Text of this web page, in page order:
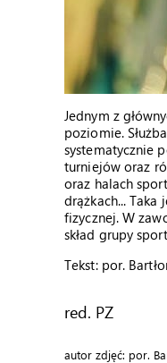
Jednym z
poziomie.
systematycznie
turniejów oraz
oraz halach
drążkach...
fizycznej. W
skład grupy
Tekst: por.
red. PZ
autor zdjęć: por.